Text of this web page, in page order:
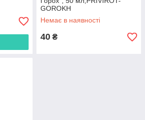
GOROKH
Немає в наявності
40 ₴